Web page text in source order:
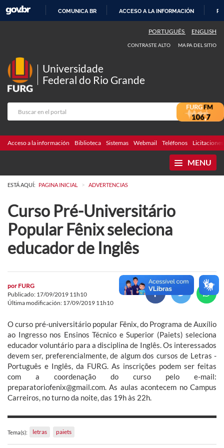
CONTENIDO
COMUNICA BR ACCESO A LA INFORMACIÓN
PORTUGUÊS ENGLISH
CONTRASTE ALTO MAPA DEL SITIO
Universidade
Federal do Rio Grande
Acceso a la información Biblioteca Sistemas Webmail Teléfonos Licitaciones
MENU
ESTÁ AQUÍ: PAGINA INICIAL > ADVERTENCIAS
Curso Pré-Universitário
Popular Fênix seleciona
educador de Inglês
por FURG
Publicado: 17/09/2019 11h10
Última modificación: 17/09/2019 11h10
O curso pré-universitário popular Fênix, do Programa de Auxílio
ao Ingresso nos Ensinos Técnico e Superior (Paiets) seleciona
educador voluntário para a disciplina de Inglês. Os interessados
devem ser, preferencialmente, de algum dos cursos de Letras -
Português e Inglês, da FURG. As inscrições podem ser feitas
com a coordenação do curso pelo e-mail:
preparatoriofenix@gmail.com. As aulas acontecem no Campus
Carreiros, no turno da noite, das 19h às 22h.
Tema(s): letras paiets